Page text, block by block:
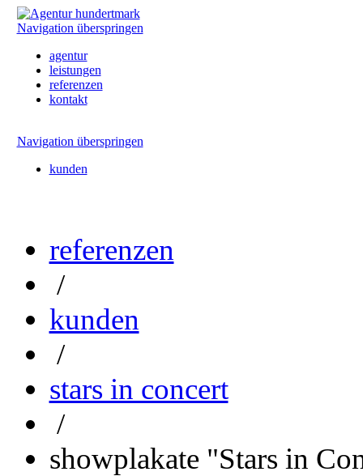
Navigation überspringen
agentur
leistungen
referenzen
kontakt
Navigation überspringen
kunden
referenzen
/
kunden
/
stars in concert
/
showplakate "Stars in